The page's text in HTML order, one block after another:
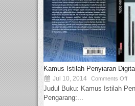
Kamus Istilah Penyiaran Digital
Jul 10, 2014 Comments Off
Judul Buku: Kamus Istilah
Pengarang:...